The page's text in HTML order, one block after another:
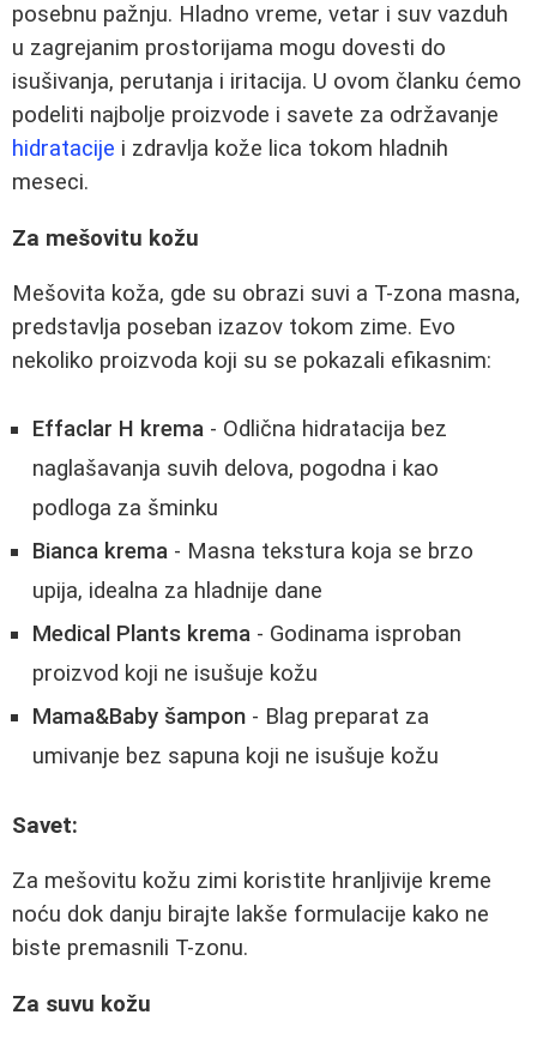
posebnu pažnju. Hladno vreme, vetar i suv vazduh
u zagrejanim prostorijama mogu dovesti do
isušivanja, perutanja i iritacija. U ovom članku ćemo
podeliti najbolje proizvode i savete za održavanje
hidratacije i zdravlja kože lica tokom hladnih
meseci.
Za mešovitu kožu
Mešovita koža, gde su obrazi suvi a T-zona masna,
predstavlja poseban izazov tokom zime. Evo
nekoliko proizvoda koji su se pokazali efikasnim:
Effaclar H krema - Odlična hidratacija bez
naglašavanja suvih delova, pogodna i kao
podloga za šminku
Bianca krema - Masna tekstura koja se brzo
upija, idealna za hladnije dane
Medical Plants krema - Godinama isproban
proizvod koji ne isušuje kožu
Mama&Baby šampon - Blag preparat za
umivanje bez sapuna koji ne isušuje kožu
Savet:
Za mešovitu kožu zimi koristite hranljivije kreme
noću dok danju birajte lakše formulacije kako ne
biste premasnili T-zonu.
Za suvu kožu